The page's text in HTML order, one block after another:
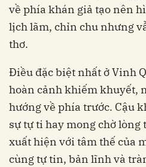
về phía khán giả tạo nên
lịch lãm, chỉn chu nhưng
thơ.
Điều đặc biệt nhất ở Vinh
hoàn cảnh khiếm khuyết,
hướng về phía trước. Cậu
sự tự ti hay mong chờ lòng
xuất hiện với tâm thế của
cùng tự tin, bản lĩnh và